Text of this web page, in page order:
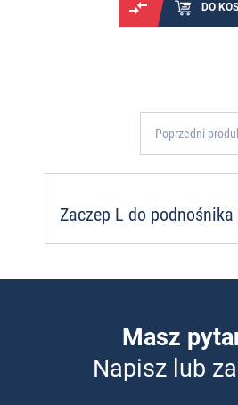
DO
Poprzedni
Zaczep L do podnośnika
Masz
Napisz lub